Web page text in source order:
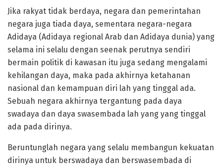
Jika rakyat tidak berdaya, negara dan pemerintahan
negara juga tiada daya, sementara negara-negara
Adidaya (Adidaya regional Arab dan Adidaya dunia) yang
selama ini selalu dengan seenak perutnya sendiri
bermain politik di kawasan itu juga sedang mengalami
kehilangan daya, maka pada akhirnya ketahanan
nasional dan kemampuan diri lah yang tinggal ada.
Sebuah negara akhirnya tergantung pada daya
swadaya dan daya swasembada lah yang yang tinggal
ada pada dirinya.
Beruntunglah negara yang selalu membangun kekuatan
dirinya untuk berswadaya dan berswasembada di